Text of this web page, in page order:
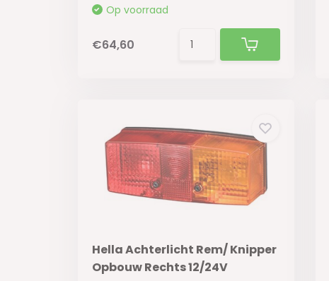
Op voorraad
€64,60
Hella Achterlicht Rem/ Knipper
Opbouw Rechts 12/24V